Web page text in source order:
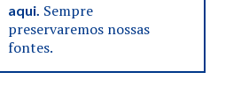
aqui. Sempre
preservaremos nossas
fontes.